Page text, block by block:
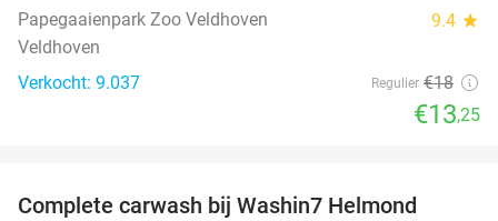
Papegaaienpark Zoo Veldhoven 9.4 star
Veldhoven
Verkocht: 9.037
Regulier €18
€13,25
Complete carwash bij Washin7 Helmond